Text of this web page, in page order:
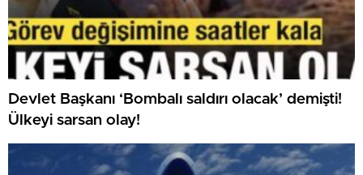
Devlet Başkanı ‘Bombalı saldırı olacak’ demişti!
Ülkeyi sarsan olay!